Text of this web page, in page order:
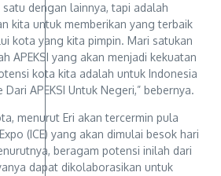
satu dengan lainnya, tapi adalah
kita untuk memberikan yang terbaik
kota yang kita pimpin. Mari satukan
APEKSI yang akan menjadi kekuatan
kota kita adalah untuk Indonesia
APEKSI Untuk Negeri,” bebernya.
menurut Eri akan tercermin pula
(ICE) yang akan dimulai besok hari
beragam potensi inilah dari
dapat dikolaborasikan untuk